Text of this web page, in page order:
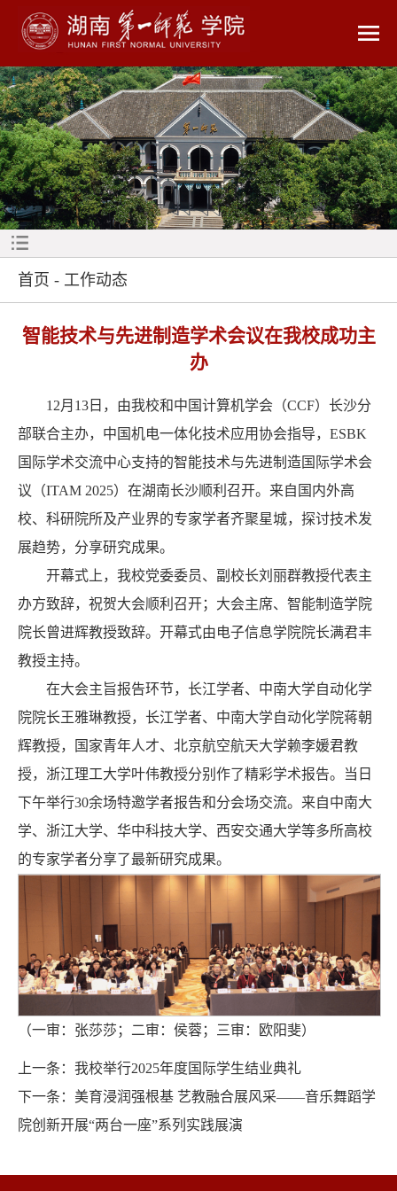
首页 - 工作动态
智能技术与先进制造学术会议在我校成功主
办
12月13日，由我校和中国计算机学会（CCF）长沙分
部联合主办，中国机电一体化技术应用协会指导，ESBK
国际学术交流中心支持的智能技术与先进制造国际学术会
议（ITAM 2025）在湖南长沙顺利召开。来自国内外高
校、科研院所及产业界的专家学者齐聚星城，探讨技术发
展趋势，分享研究成果。
开幕式上，我校党委委员、副校长刘丽群教授代表主
办方致辞，祝贺大会顺利召开；大会主席、智能制造学院
院长曾进辉教授致辞。开幕式由电子信息学院院长满君丰
教授主持。
在大会主旨报告环节，长江学者、中南大学自动化学
院院长王雅琳教授，长江学者、中南大学自动化学院蒋朝
辉教授，国家青年人才、北京航空航天大学赖李媛君教
授，浙江理工大学叶伟教授分别作了精彩学术报告。当日
下午举行30余场特邀学者报告和分会场交流。来自中南大
学、浙江大学、华中科技大学、西安交通大学等多所高校
的专家学者分享了最新研究成果。
（一审：张莎莎；二审：侯蓉；三审：欧阳斐）
上一条： 我校举行2025年度国际学生结业典礼
下一条： 美育浸润强根基 艺教融合展风采——音乐舞蹈学
院创新开展“两台一座”系列实践展演